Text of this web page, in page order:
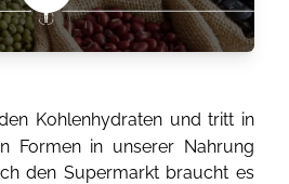
Kohlenhydraten und tritt in
Formen in unserer Nahrung
den Supermarkt braucht es